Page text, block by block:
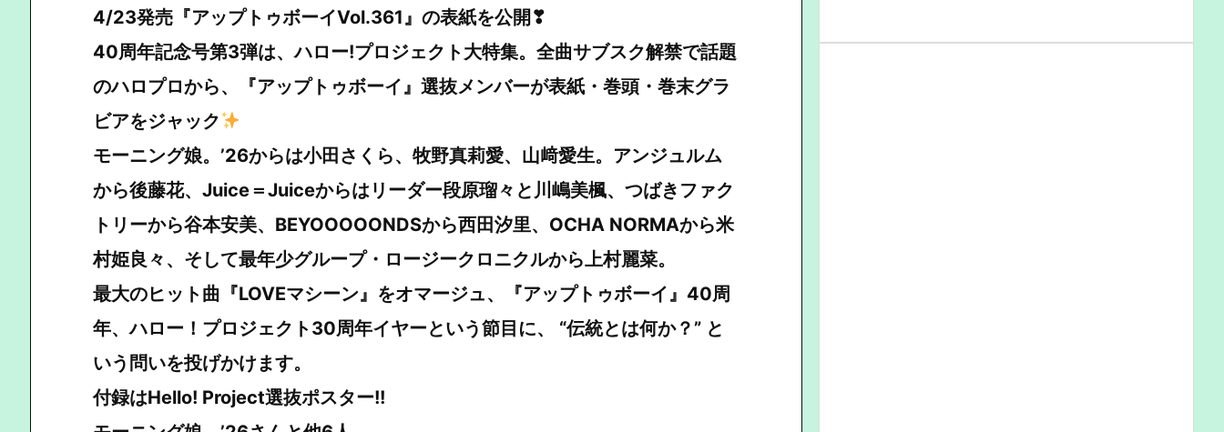
4/23発売『アップトゥボーイVol.361』の表紙を公開❣
40周年記念号第3弾は、ハロー!プロジェクト大特集。全曲サブスク解禁で話題
のハロプロから、『アップトゥボーイ』選抜メンバーが表紙・巻頭・巻末グラ
ビアをジャック
モーニング娘。’26からは小田さくら、牧野真莉愛、山﨑愛生。アンジュルム
から後藤花、Juice＝Juiceからはリーダー段原瑠々と川嶋美楓、つばきファク
トリーから谷本安美、BEYOOOOONDSから西田汐里、OCHA NORMAから米
村姫良々、そして最年少グループ・ロージークロニクルから上村麗菜。
最大のヒット曲『LOVEマシーン』をオマージュ、『アップトゥボーイ』40周
年、ハロー！プロジェクト30周年イヤーという節目に、 “伝統とは何か？” と
いう問いを投げかけます。
付録はHello! Project選抜ポスター!!